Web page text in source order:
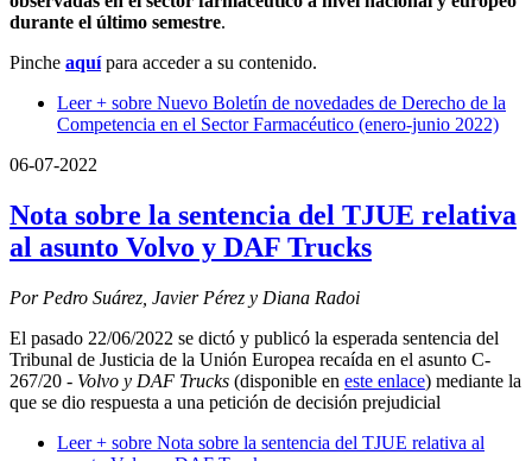
durante el último semestre.
Pinche aquípara acceder a su contenido.
Leer + sobre Nuevo Boletín de novedades de Derecho de la
Competencia en el Sector Farmacéutico (enero-junio 2022)
06-07-2022
Nota sobre la sentencia del TJUE relativa
al asunto Volvo y DAF Trucks
Por Pedro Suárez, Javier Pérez y Diana Radoi
El pasado 22/06/2022 se dictó y publicó la esperada sentencia del
Tribunal de Justicia de la Unión Europea recaída en el asunto C-
267/20 - Volvo y DAF Trucks (disponible en este enlace) mediante la
que se dio respuesta a una petición de decisión prejudicial
Leer + sobre Nota sobre la sentencia del TJUE relativa al